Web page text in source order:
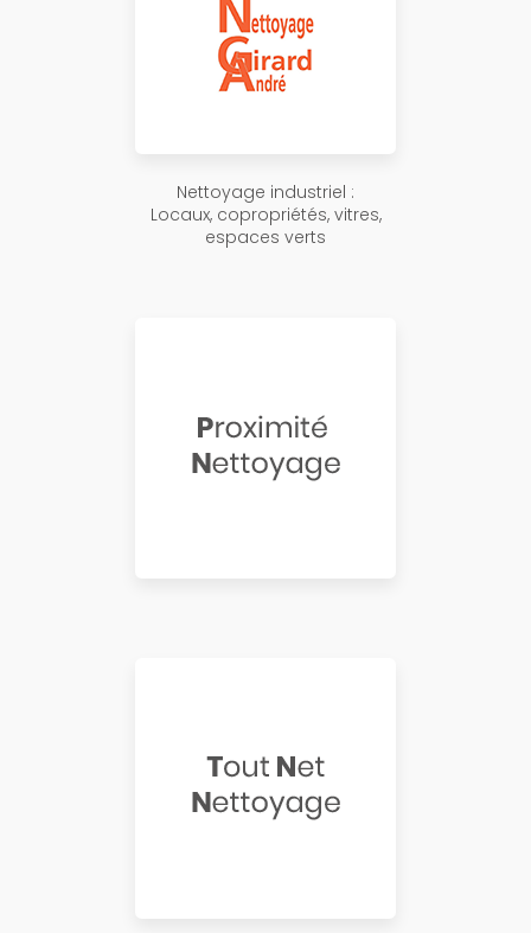
Nettoyage industriel :
Locaux, copropriétés, vitres,
espaces verts